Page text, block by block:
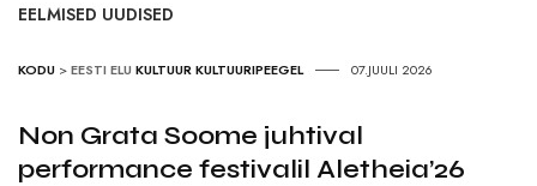
EELMISED UUDISED
KODU >EESTI ELU KULTUURKULTUURIPEEGEL 07.JUULI 2026
Non Grata Soome juhtival
performance festivalil Aletheia’26